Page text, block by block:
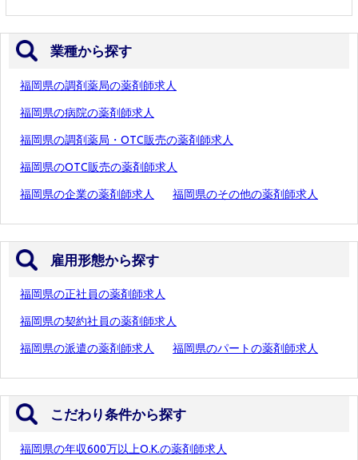
業種から探す
福岡県の調剤薬局の薬剤師求人
福岡県の病院の薬剤師求人
福岡県の調剤薬局・OTC販売の薬剤師求人
福岡県のOTC販売の薬剤師求人
福岡県の企業の薬剤師求人 福岡県のその他の薬剤師求人
雇用形態から探す
福岡県の正社員の薬剤師求人
福岡県の契約社員の薬剤師求人
福岡県の派遣の薬剤師求人 福岡県のパートの薬剤師求人
こだわり条件から探す
福岡県の年収600万以上O.K.の薬剤師求人